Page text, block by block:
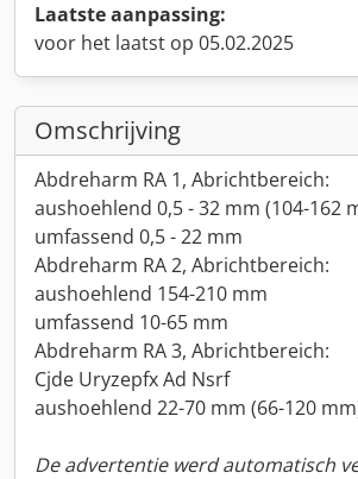
Laatste aanpassing:
voor het laatst op 05.02.2025
Omschrijving
Abdreharm RA 1, Abrichtbereich:
aushoehlend 0,5 - 32 mm (104-162
umfassend 0,5 - 22 mm
Abdreharm RA 2, Abrichtbereich:
aushoehlend 154-210 mm
umfassend 10-65 mm
Abdreharm RA 3, Abrichtbereich:
Cjde Uryzepfx Ad Nsrf
aushoehlend 22-70 mm (66-120
De advertentie werd automatisch